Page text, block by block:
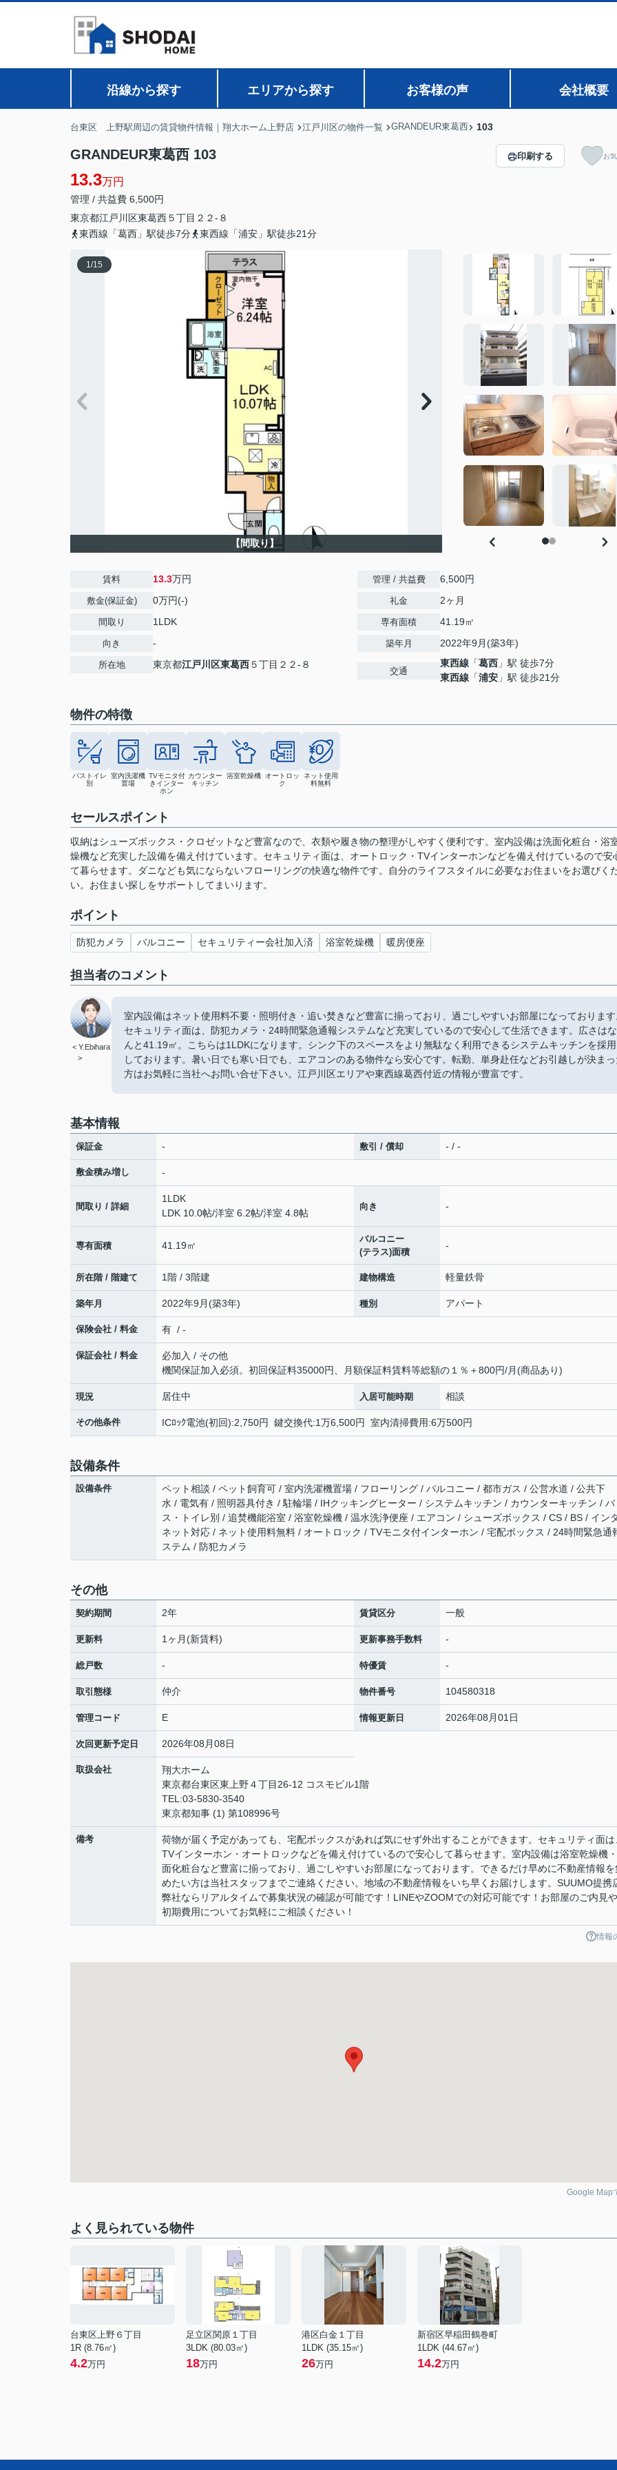
沿線から探す エリアから探す お客様の声 会社概要
台東区 上野駅周辺の賃貸物件情報｜翔大ホーム上野店 江戸川区の物件一覧 GRANDEUR東葛西 103
GRANDEUR東葛西 103
13.3万円
管理 / 共益費 6,500円
東京都江戸川区東葛西５丁目２２-８
東西線「葛西」駅徒歩7分
東西線「浦安」駅徒歩21分
印刷する お
1/15
【間取り】
賃料 13.3万円
敷金(保証金) 0万円(-)
間取り 1LDK
向き -
所在地 東京都江戸川区東葛西５丁目２２-８
管理 / 共益費 6,500円
礼金 2ヶ月
専有面積 41.19㎡
築年月 2022年9月(築3年)
交通
東西線 「葛西 」駅 徒歩7分
東西線 「浦安 」駅 徒歩21分
物件の特徴
バストイレ
別
室内洗濯機
置場
TVモニタ付
きインター
ホン
カウンター
キッチン
浴室乾燥機
オートロッ
ク
ネット使用
料無料
セールスポイント
収納はシューズボックス・クロゼットなど豊富なので、衣類や履き物の整理がしやすく便利です。室内設備は洗面化粧台・浴
燥機など充実した設備を備え付けています。セキュリティ面は、オートロック・TVインターホンなどを備え付けているので安
て暮らせます。ダニなども気にならないフローリングの快適な物件です。自分のライフスタイルに必要なお住まいをお選びく
い。お住まい探しをサポートしてまいります。
ポイント
防犯カメラ バルコニー セキュリティー会社加入済 浴室乾燥機 暖房便座
担当者のコメント
< Y.Ebihara
>
室内設備はネット使用料不要・照明付き・追い焚きなど豊富に揃っており、過ごしやすいお部屋になっておりま
セキュリティ面は、防犯カメラ・24時間緊急通報システムなど充実しているので安心して生活できます。広さはな
んと41.19㎡。こちらは1LDKになります。シンク下のスペースをより無駄なく利用できるシステムキッチンを採用
しております。暑い日でも寒い日でも、エアコンのある物件なら安心です。転勤、単身赴任などお引越しが決ま
方はお気軽に当社へお問い合せ下さい。江戸川区エリアや東西線葛西付近の情報が豊富です。
基本情報
保証金 - 敷引 / 償却 - / -
敷金積み増し -
間取り / 詳細
1LDK
LDK 10.0帖/洋室 6.2帖/洋室 4.8帖
向き -
専有面積 41.19㎡
バルコニー
(テラス)面積
-
所在階 / 階建て 1階 / 3階建 建物構造 軽量鉄骨
築年月 2022年9月(築3年) 種別 アパート
保険会社 / 料金 有 / -
保証会社 / 料金
必加入 / その他
機関保証加入必須。初回保証料35000円、月額保証料賃料等総額の１％＋800円/月(商品あり)
現況 居住中 入居可能時期 相談
その他条件 ICﾛｯｸ電池(初回):2,750円 鍵交換代:1万6,500円 室内清掃費用:6万500円
設備条件
設備条件
ペット相談 / ペット飼育可 / 室内洗濯機置場 / フローリング / バルコニー / 都市ガス / 公営水道 / 公共下
水 / 電気有 / 照明器具付き / 駐輪場 / IHクッキングヒーター / システムキッチン / カウンターキッチン / バ
ス・トイレ別 / 追焚機能浴室 / 浴室乾燥機 / 温水洗浄便座 / エアコン / シューズボックス / CS / BS / イン
ネット対応 / ネット使用料無料 / オートロック / TVモニタ付インターホン / 宅配ボックス / 24時間緊急通
ステム / 防犯カメラ
その他
契約期間 2年 賃貸区分 一般
更新料 1ヶ月(新賃料) 更新事務手数料 -
総戸数 - 特優賃 -
取引態様 仲介 物件番号 104580318
管理コード E 情報更新日 2026年08月01日
次回更新予定日 2026年08月08日
取扱会社
翔大ホーム
東京都台東区東上野４丁目26-12 コスモビル1階
TEL:03-5830-3540
東京都知事 (1) 第108996号
備考
荷物が届く予定があっても、宅配ボックスがあれば気にせず外出することができます。セキュリティ面は
TVインターホン・オートロックなどを備え付けているので安心して暮らせます。室内設備は浴室乾燥機
面化粧台など豊富に揃っており、過ごしやすいお部屋になっております。できるだけ早めに不動産情報を
めたい方は当社スタッフまでご連絡ください。地域の不動産情報をいち早くお届けします。SUUMO提携
弊社ならリアルタイムで募集状況の確認が可能です！LINEやZOOMでの対応可能です！お部屋のご内見
初期費用についてお気軽にご相談ください！
情報
Google Map
よく見られている物件
台東区上野６丁目
1R (8.76㎡)
4.2万円
足立区関原１丁目
3LDK (80.03㎡)
18万円
港区白金１丁目
1LDK (35.15㎡)
26万円
新宿区早稲田鶴巻町
1LDK (44.67㎡)
14.2万円